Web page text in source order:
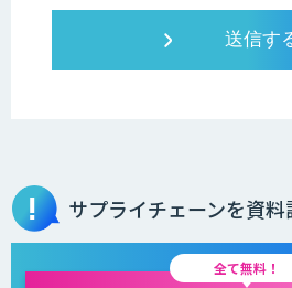
サプライチェーンを資料
全て無料！